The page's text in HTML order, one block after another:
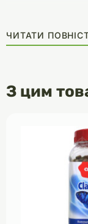
ЧИТАТИ
З цим